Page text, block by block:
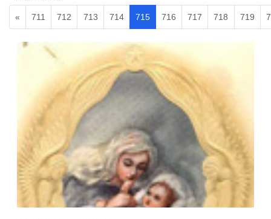
« 711 712 713 714 715 716 717 718 719